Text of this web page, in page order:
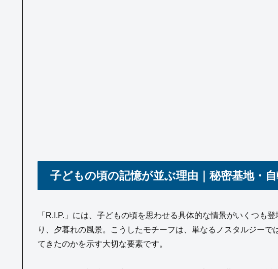
子どもの頃の記憶が並ぶ理由｜秘密基地・
「R.I.P.」には、子どもの頃を思わせる具体的な情景がいくつも
り、夕暮れの風景。こうしたモチーフは、単なるノスタルジー
てきたのかを示す大切な要素です。